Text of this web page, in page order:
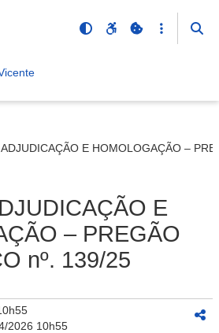
E HOMOLOGAÇÃO –
E
– PREGÃO
nº. 139/25
2026 10h55